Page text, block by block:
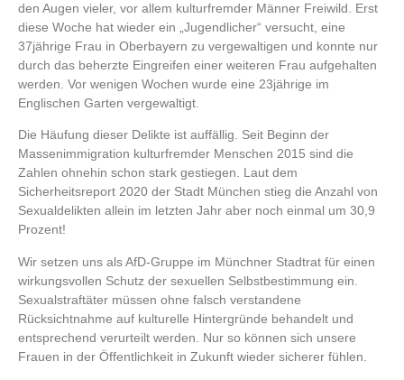
den Augen vieler, vor allem kulturfremder Männer Freiwild. Erst
diese Woche hat wieder ein „Jugendlicher“ versucht, eine
37jährige Frau in Oberbayern zu vergewaltigen und konnte nur
durch das beherzte Eingreifen einer weiteren Frau aufgehalten
werden. Vor wenigen Wochen wurde eine 23jährige im
Englischen Garten vergewaltigt.
Die Häufung dieser Delikte ist auffällig. Seit Beginn der
Massenimmigration kulturfremder Menschen 2015 sind die
Zahlen ohnehin schon stark gestiegen. Laut dem
Sicherheitsreport 2020 der Stadt München stieg die Anzahl von
Sexualdelikten allein im letzten Jahr aber noch einmal um 30,9
Prozent!
Wir setzen uns als AfD-Gruppe im Münchner Stadtrat für einen
wirkungsvollen Schutz der sexuellen Selbstbestimmung ein.
Sexualstraftäter müssen ohne falsch verstandene
Rücksichtnahme auf kulturelle Hintergründe behandelt und
entsprechend verurteilt werden. Nur so können sich unsere
Frauen in der Öffentlichkeit in Zukunft wieder sicherer fühlen.